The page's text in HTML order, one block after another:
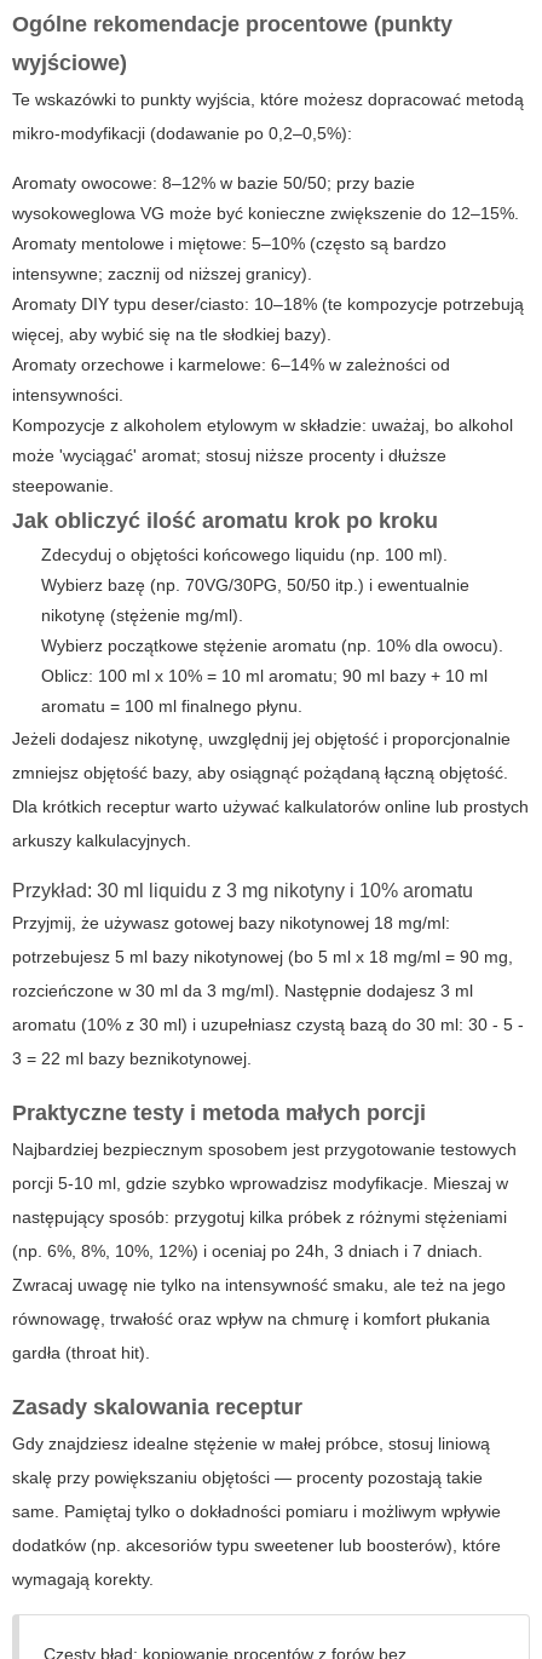
Ogólne rekomendacje procentowe (punkty
wyjściowe)
Te wskazówki to punkty wyjścia, które możesz dopracować metodą
mikro-modyfikacji (dodawanie po 0,2–0,5%):
Aromaty owocowe: 8–12% w bazie 50/50; przy bazie
wysokoweglowa VG może być konieczne zwiększenie do 12–15%.
Aromaty mentolowe i miętowe: 5–10% (często są bardzo
intensywne; zacznij od niższej granicy).
Aromaty DIY typu deser/ciasto: 10–18% (te kompozycje potrzebują
więcej, aby wybić się na tle słodkiej bazy).
Aromaty orzechowe i karmelowe: 6–14% w zależności od
intensywności.
Kompozycje z alkoholem etylowym w składzie: uważaj, bo alkohol
może 'wyciągać' aromat; stosuj niższe procenty i dłuższe
steepowanie.
Jak obliczyć ilość aromatu krok po kroku
Zdecyduj o objętości końcowego liquidu (np. 100 ml).
Wybierz bazę (np. 70VG/30PG, 50/50 itp.) i ewentualnie
nikotynę (stężenie mg/ml).
Wybierz początkowe stężenie aromatu (np. 10% dla owocu).
Oblicz: 100 ml x 10% = 10 ml aromatu; 90 ml bazy + 10 ml
aromatu = 100 ml finalnego płynu.
Jeżeli dodajesz nikotynę, uwzględnij jej objętość i proporcjonalnie
zmniejsz objętość bazy, aby osiągnąć pożądaną łączną objętość.
Dla krótkich receptur warto używać kalkulatorów online lub prostych
arkuszy kalkulacyjnych.
Przykład: 30 ml liquidu z 3 mg nikotyny i 10% aromatu
Przyjmij, że używasz gotowej bazy nikotynowej 18 mg/ml:
potrzebujesz 5 ml bazy nikotynowej (bo 5 ml x 18 mg/ml = 90 mg,
rozcieńczone w 30 ml da 3 mg/ml). Następnie dodajesz 3 ml
aromatu (10% z 30 ml) i uzupełniasz czystą bazą do 30 ml: 30 - 5 -
3 = 22 ml bazy beznikotynowej.
Praktyczne testy i metoda małych porcji
Najbardziej bezpiecznym sposobem jest przygotowanie testowych
porcji 5-10 ml, gdzie szybko wprowadzisz modyfikacje. Mieszaj w
następujący sposób: przygotuj kilka próbek z różnymi stężeniami
(np. 6%, 8%, 10%, 12%) i oceniaj po 24h, 3 dniach i 7 dniach.
Zwracaj uwagę nie tylko na intensywność smaku, ale też na jego
równowagę, trwałość oraz wpływ na chmurę i komfort płukania
gardła (throat hit).
Zasady skalowania receptur
Gdy znajdziesz idealne stężenie w małej próbce, stosuj liniową
skalę przy powiększaniu objętości — procenty pozostają takie
same. Pamiętaj tylko o dokładności pomiaru i możliwym wpływie
dodatków (np. akcesoriów typu sweetener lub boosterów), które
wymagają korekty.
Częsty błąd: kopiowanie procentów z forów bez